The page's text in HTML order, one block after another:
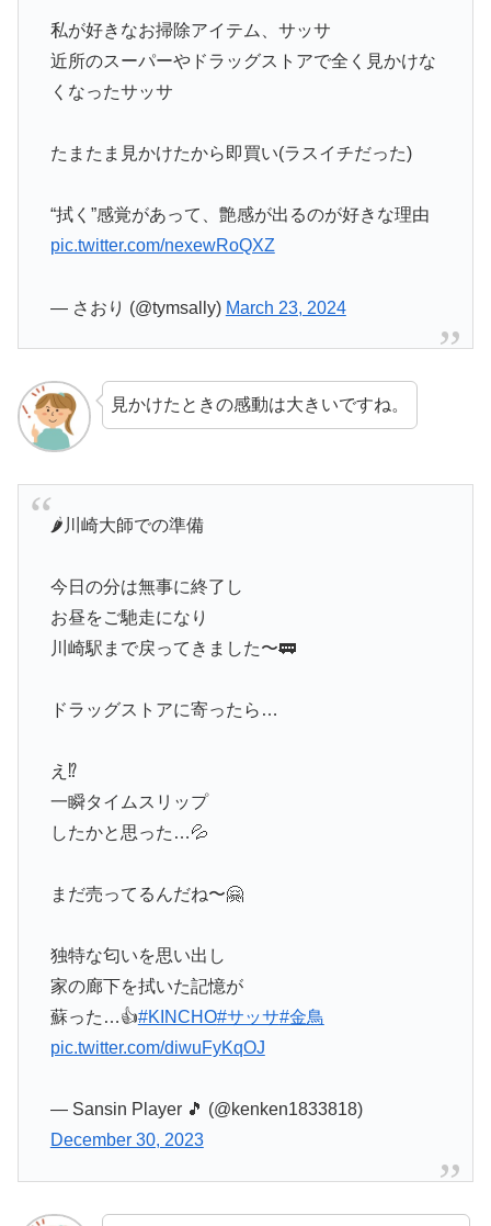
私が好きなお掃除アイテム、サッサ
近所のスーパーやドラッグストアで全く見かけな
くなったサッサ
たまたま見かけたから即買い(ラスイチだった)
“拭く”感覚があって、艶感が出るのが好きな理由
pic.twitter.com/nexewRoQXZ
— さおり (@tymsally) March 23, 2024
見かけたときの感動は大きいですね。
🌶️川崎大師での準備
今日の分は無事に終了し
お昼をご馳走になり
川崎駅まで戻ってきました〜🚃
ドラッグストアに寄ったら…
え⁉️
一瞬タイムスリップ
したかと思った…💦
まだ売ってるんだね〜🤗
独特な匂いを思い出し
家の廊下を拭いた記憶が
蘇った…👍#KINCHO#サッサ#金鳥
pic.twitter.com/diwuFyKqOJ
— Sansin Player 🎵 (@kenken1833818)
December 30, 2023